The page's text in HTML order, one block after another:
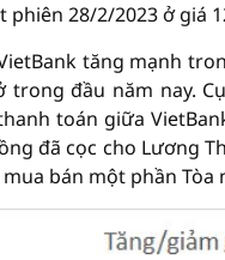
phiên 28/2/2023 ở giá
tăng mạnh
trong đầu năm nay.
toán giữa
đã cọc cho Lương
bán một phần Tòa